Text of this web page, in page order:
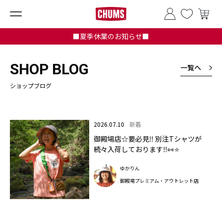
■夏季休業のお知らせ■
SHOP BLOG
ショップブログ
一覧へ
2026.07.10 新着
御殿場店☆要必見‼ 別注Tシャツが
続々入荷しております‼👀⭐
ゆかりん
御殿場プレミアム・アウトレット店